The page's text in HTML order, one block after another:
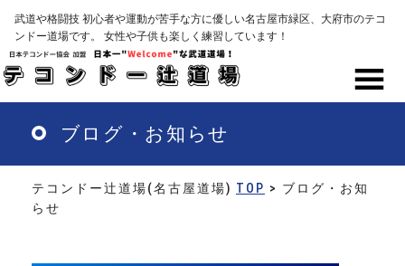
Skip
main
content
武道や格闘技 初心者や運動が苦手な方に優しい名古屋市緑区、大府市のテコ
ンドー道場です。 女性や子供も楽しく練習しています！
ブログ・お知らせ
テコンドー辻道場(名古屋道場) TOP > ブログ・お知
らせ